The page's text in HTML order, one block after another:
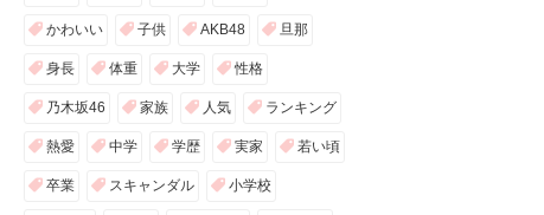
かわいい 子供 AKB48 旦那
身長 体重 大学 性格
乃木坂46 家族 人気 ランキング
熱愛 中学 学歴 実家 若い頃
卒業 スキャンダル 小学校